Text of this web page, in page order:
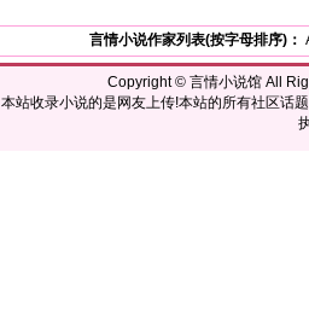
言情小说作家列表(按字母排序)：
Copyright © 言情小说馆All
本站收录小说的是网友上传!本站的所有社区话